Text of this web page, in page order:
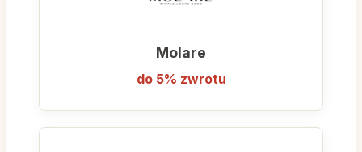
Molare
do 5% zwrotu